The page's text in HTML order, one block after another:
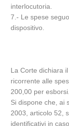
interlocutoria.
7.- Le spese
dispositivo.
La Corte dichiara
ricorrente alle
200,00 per esborsi.
Si dispone che, ai
2003, articolo 52,
identificativi in